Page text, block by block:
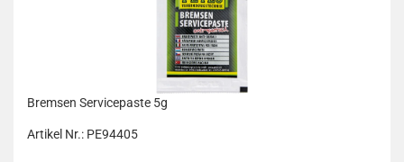
Bremsen Servicepaste 5g
Artikel Nr.: PE94405